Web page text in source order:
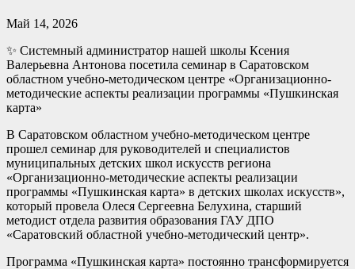
Май 14, 2026
✨ Системный администратор нашей школы Ксения
Валерьевна Антонова посетила семинар в Саратовском
областном учебно-методическом центре «Организационно-
методические аспекты реализации программы «Пушкинская
карта»
В Саратовском областном учебно-методическом центре
прошел семинар для руководителей и специалистов
муниципальных детских школ искусств региона
«Организационно-методические аспекты реализации
программы «Пушкинская карта» в детских школах искусств»,
который провела Олеся Сергеевна Белухина, старший
методист отдела развития образования ГАУ ДПО
«Саратовский областной учебно-методический центр».
Программа «Пушкинская карта» постоянно трансформируется